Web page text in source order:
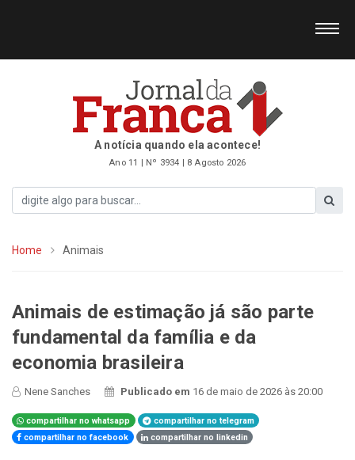
A notícia quando ela acontece!
Ano 11 | Nº 3934 | 8 Agosto 2026
Home Animais
Animais de estimação já são parte
fundamental da família e da
economia brasileira
Nene Sanches Publicado em 16 de maio de 2026 às 20:00
compartilhar no whatsapp
compartilhar no telegram
compartilhar no facebook
compartilhar no linkedin